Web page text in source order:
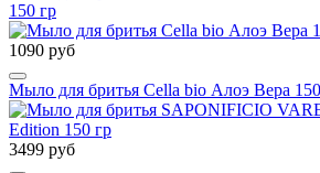
150 гр
1090 руб
Мыло для бритья Cella bio Алоэ Вера
3499 руб